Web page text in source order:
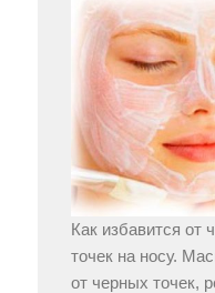
Как избавится от
точек на носу.
от черных точек,